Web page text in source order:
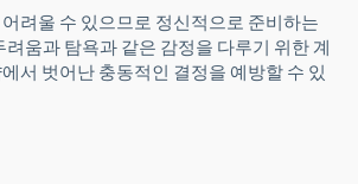
려울 수 있으므로 정신적으로 준비하는
움과 탐욕과 같은 감정을 다루기 위한 계
서 벗어난 충동적인 결정을 예방할 수 있